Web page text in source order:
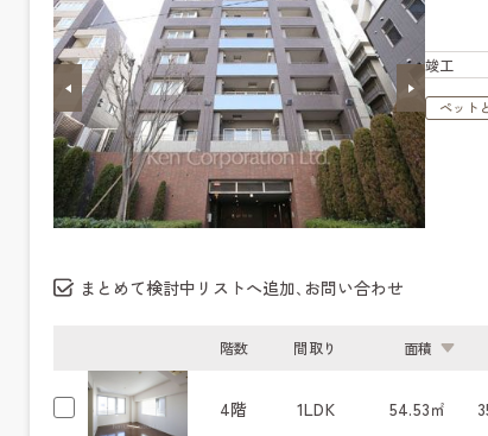
竣工
ペット
まとめて検討中リストへ追加､お問い合わせ
階数 間取り 面積
4階 1LDK 54.53㎡